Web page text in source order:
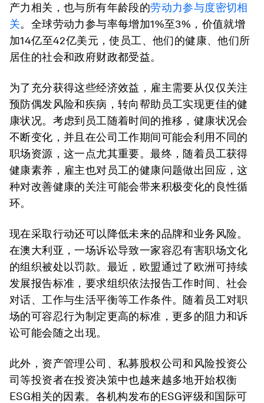
产力相关，也与所有年龄段的劳动力参与度密切相
关。全球劳动力参与率每增加1%至3%，价值就增
加14亿至42亿美元，使员工、他们的健康、他们所
居住的社会和政府财政都受益。
为了充分获得这些经济效益，雇主需要从仅仅关注
预防偶发风险和疾病，转向帮助员工实现更佳的健
康状况。考虑到员工随着时间的推移，健康状况会
不断变化，并且在公司工作期间可能会利用不同的
职场资源，这一点尤其重要。最终，随着员工获得
健康素养，雇主也对员工的健康问题做出回应，这
种对改善健康的关注可能会带来积极变化的良性循
环。
现在采取行动还可以降低未来的品牌和业务风险。
在澳大利亚，一场诉讼导致一家容忍有害职场文化
的组织被处以罚款。最近，欧盟通过了欧洲可持续
发展报告标准，要求组织依法报告工作时间、社会
对话、工作与生活平衡等工作条件。随着员工对职
场的可容忍行为制定更高的标准，更多的阻力和诉
讼可能会随之出现。
此外，资产管理公司、私募股权公司和风险投资公
司等投资者在投资决策中也越来越多地开始权衡
ESG相关的因素。各机构发布的ESG评级和国际可